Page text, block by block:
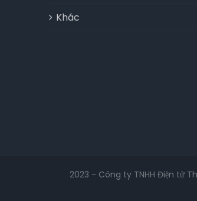
Khác
2023 - Công ty TNHH Điện tử